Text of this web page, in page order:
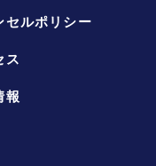
セルポリシー
ス
報